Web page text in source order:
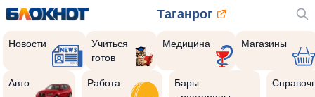
Таганрог
Новости
Учиться
готов
Медицина Магазины
Авто Работа
Бары